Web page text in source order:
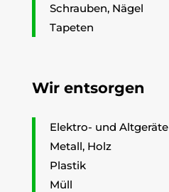
Schrauben, Nägel
Tapeten
Wir entsorgen
Elektro- und Altgeräte
Metall, Holz
Plastik
Müll